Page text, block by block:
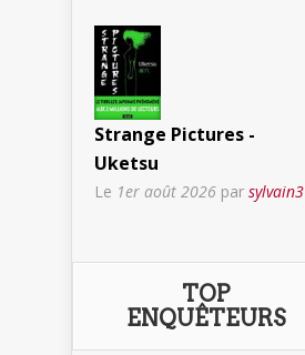
Strange Pictures -
Uketsu
Le 1er août 2026 par sylvain3
TOP
ENQUÊTEURS